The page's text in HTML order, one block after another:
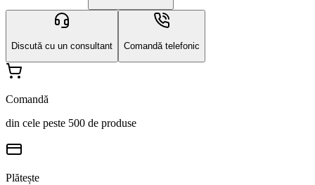
Discută cu un consultant Comandă telefonic
Comandă
din cele peste 500 de produse
Plătește